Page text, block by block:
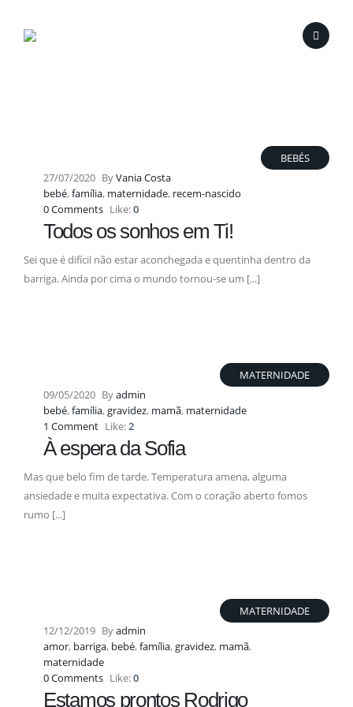
27/07/2020 ByVania Costa
BEBÉS
bebé,família, maternidade, recem-nascido
0 Comments Like:0
Todos os sonhos em Ti!
Sei que é difícil não estar aconchegada e quentinha dentro da
barriga. Ainda por cima o mundo tornou-se um [...]
09/05/2020 Byadmin
MATERNIDADE
bebé,família,gravidez, mamã, maternidade
1 Comment Like:2
À espera da Sofia
Mas que belo fim de tarde. Temperatura amena, alguma
ansiedade e muita expectativa. Com o coração aberto fomos
rumo [...]
12/12/2019 Byadmin
MATERNIDADE
amor, barriga, bebé,família,gravidez, mamã,
maternidade
0 Comments Like:0
Estamos prontos Rodrigo